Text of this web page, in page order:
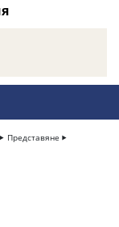
Представяне